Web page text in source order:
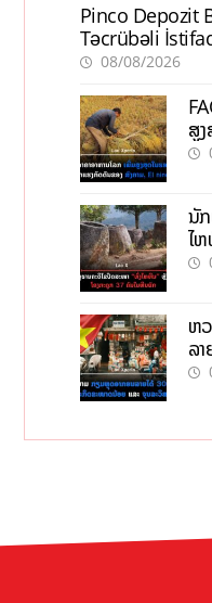
Pinco Depozit
Təcrübəli
08/08/2026
ສູ
ກົດ
ນັ
ໄ
ຄົ
ຫ
ລ
ຂະ